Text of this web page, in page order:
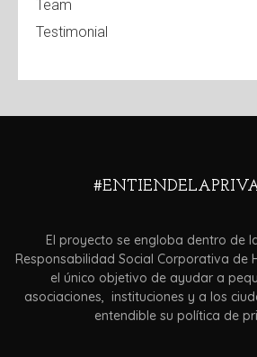
Team
Testimonial
El proyecto se engloba dentro de
Responsabilidad Social Corporativa de
el único objetivo de ayudar a
asociaciones, instituciones y a los
entendible su política de